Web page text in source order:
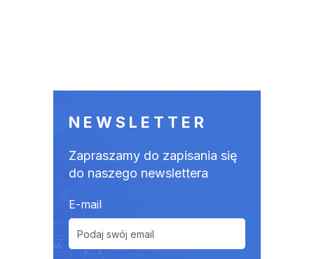
NEWSLETTER
Zapraszamy do zapisania się
do naszego newslettera
E-mail